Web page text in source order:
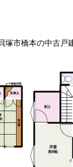
塚市橋本の中古戸